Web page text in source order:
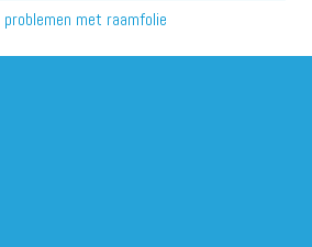
met raamfolie